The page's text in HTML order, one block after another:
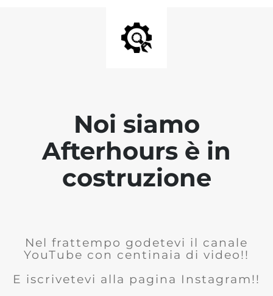
Noi siamo
Afterhours è in
costruzione
Nel frattempo godetevi il canale
YouTube con centinaia di video!!
E iscrivetevi alla pagina Instagram!!